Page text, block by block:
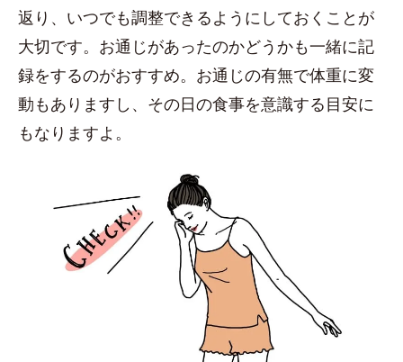
返り、いつでも調整できるようにしておくことが
大切です。お通じがあったのかどうかも一緒に記
録をするのがおすすめ。お通じの有無で体重に変
動もありますし、その日の食事を意識する目安に
もなりますよ。